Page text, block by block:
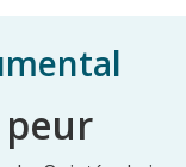
peur